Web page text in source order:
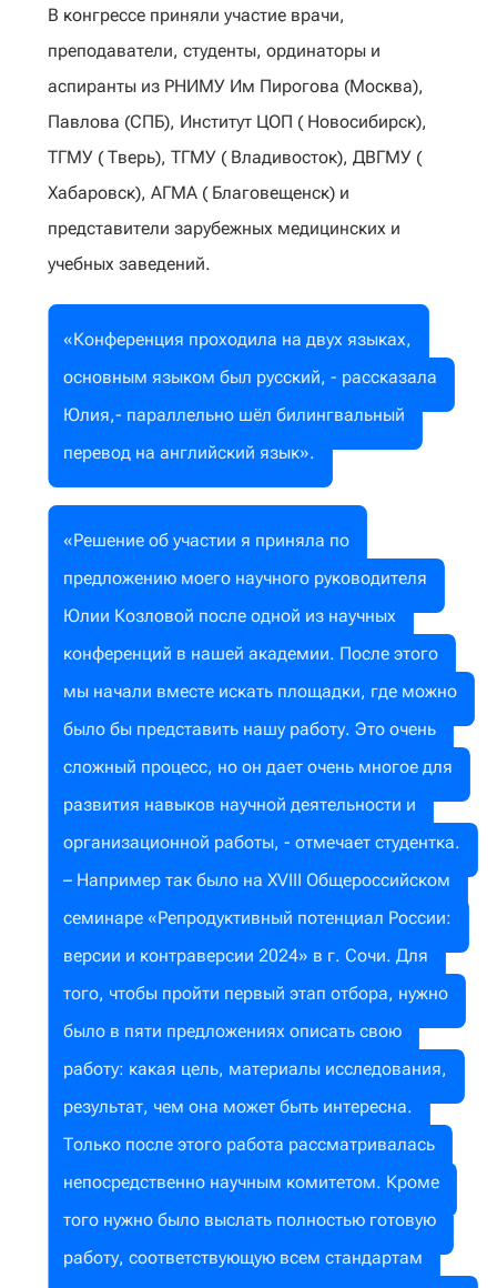
В конгрессе приняли участие врачи,
преподаватели, студенты, ординаторы и
аспиранты из РНИМУ Им Пирогова (Москва),
Павлова (СПБ), Институт ЦОП ( Новосибирск),
ТГМУ ( Тверь), ТГМУ ( Владивосток), ДВГМУ (
Хабаровск), АГМА ( Благовещенск) и
представители зарубежных медицинских и
учебных заведений.
«Конференция проходила на двух языках,
основным языком был русский, - рассказала
Юлия,- параллельно шёл билингвальный
перевод на английский язык».
«Решение об участии я приняла по
предложению моего научного руководителя
Юлии Козловой после одной из научных
конференций в нашей академии. После этого
мы начали вместе искать площадки, где можно
было бы представить нашу работу. Это очень
сложный процесс, но он дает очень многое для
развития навыков научной деятельности и
организационной работы, - отмечает студентка.
– Например так было на XVIII Общероссийском
семинаре «Репродуктивный потенциал России:
версии и контраверсии 2024» в г. Сочи. Для
того, чтобы пройти первый этап отбора, нужно
было в пяти предложениях описать свою
работу: какая цель, материалы исследования,
результат, чем она может быть интересна.
Только после этого работа рассматривалась
непосредственно научным комитетом. Кроме
того нужно было выслать полностью готовую
работу, соответствующую всем стандартам